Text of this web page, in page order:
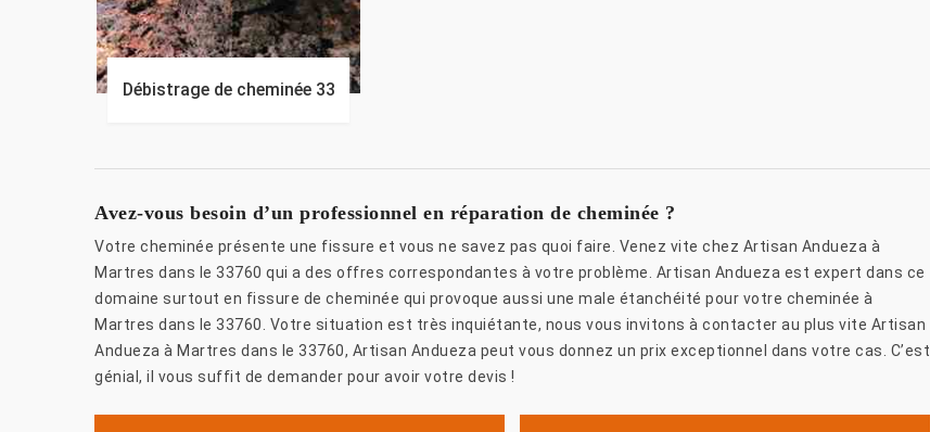
Débistrage de cheminée 33
Avez-vous besoin d’un professionnel en réparation de cheminée ?
Votre cheminée présente une fissure et vous ne savez pas quoi faire. Venez vite chez Artisan Andueza à
Martres dans le 33760 qui a des offres correspondantes à votre problème. Artisan Andueza est expert dans ce
domaine surtout en fissure de cheminée qui provoque aussi une male étanchéité pour votre cheminée à
Martres dans le 33760. Votre situation est très inquiétante, nous vous invitons à contacter au plus vite Artisan
Andueza à Martres dans le 33760, Artisan Andueza peut vous donnez un prix exceptionnel dans votre cas. C’est
génial, il vous suffit de demander pour avoir votre devis !